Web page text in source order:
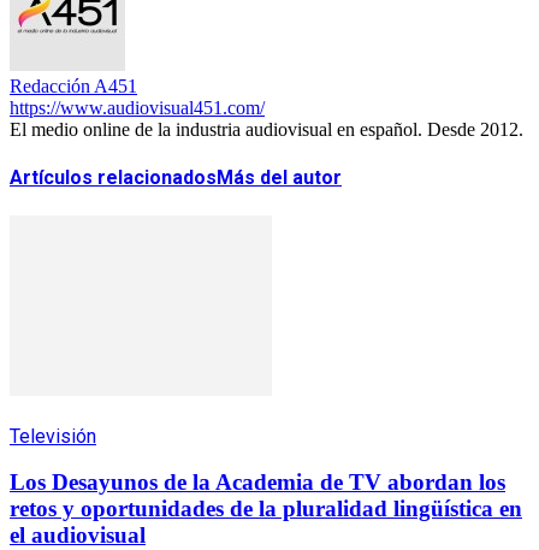
Redacción A451
https://www.audiovisual451.com/
El medio online de la industria audiovisual en español. Desde 2012.
Artículos relacionados Más del autor
Televisión
Los Desayunos de la Academia de TV abordan los
retos y oportunidades de la pluralidad lingüística en
el audiovisual